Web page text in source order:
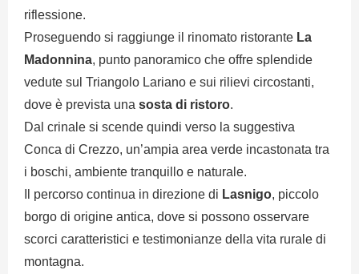
riflessione.
Proseguendo si raggiunge il rinomato ristorante La
Madonnina, punto panoramico che offre splendide
vedute sul Triangolo Lariano e sui rilievi circostanti,
dove è prevista una sosta di ristoro.
Dal crinale si scende quindi verso la suggestiva
Conca di Crezzo, un’ampia area verde incastonata tra
i boschi, ambiente tranquillo e naturale.
Il percorso continua in direzione di Lasnigo, piccolo
borgo di origine antica, dove si possono osservare
scorci caratteristici e testimonianze della vita rurale di
montagna.